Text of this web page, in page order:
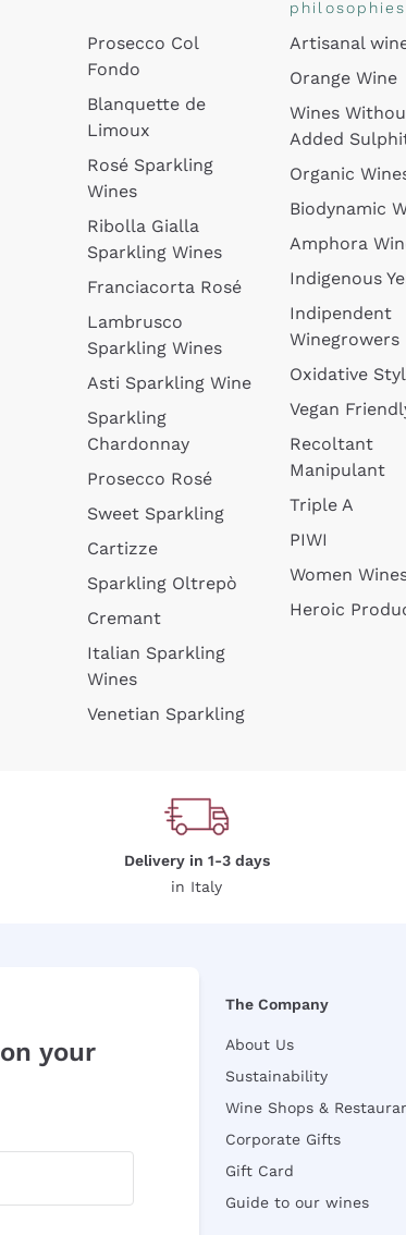
Prosecco Col
Fondo
Blanquette de
Limoux
Rosé Sparkling
Wines
Ribolla Gialla
Sparkling Wines
Franciacorta Rosé
Lambrusco
Sparkling Wines
Asti Sparkling Wine
Sparkling
Chardonnay
Prosecco Rosé
Sweet Sparkling
Cartizze
Sparkling Oltrepò
Cremant
Italian Sparkling
Wines
Venetian Sparkling
philosophies
Artisanal
Orange Wine
Wines
Added
Organic
Biodynamic
Amphora
Indigenous
Indipendent
Winegrowers
Oxidative
Vegan
Recoltant
Manipulant
Triple A
PIWI
Women
Heroic
Delivery in 1-3 days
in Italy
on your
The Company
About Us
Sustainability
Wine Shops &
Corporate Gifts
Gift Card
Guide to our wines